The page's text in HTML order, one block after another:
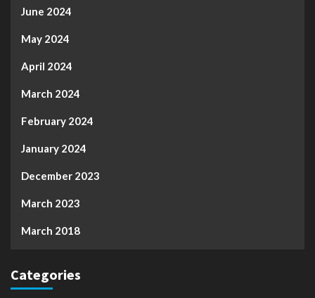
June 2024
May 2024
April 2024
March 2024
February 2024
January 2024
December 2023
March 2023
March 2018
Categories